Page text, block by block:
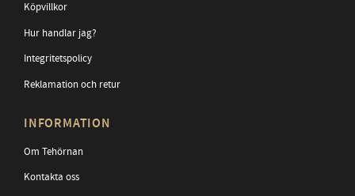
Köpvillkor
Hur handlar jag?
Integritetspolicy
Reklamation och retur
INFORMATION
Om Tehörnan
Kontakta oss